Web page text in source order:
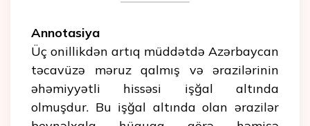
Annotasiya
Üç onillikdən artıq müddətdə Azərbaycan
təcavüzə məruz qalmış və ərazilərinin
əhəmiyyətli hissəsi işğal altında
olmuşdur. Bu işğal altında olan ərazilər